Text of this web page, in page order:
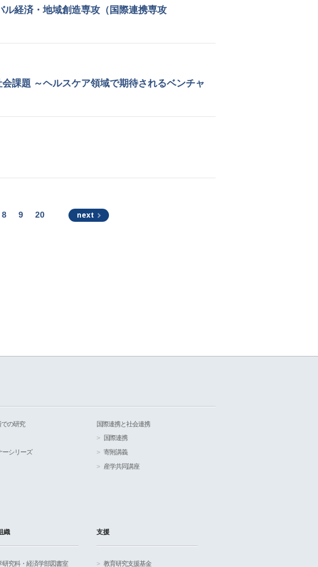
ル経済・地域創造専攻（国際連携専攻
課題 ～ヘルスケア領域で期待されるベンチャ
8 9 20 next
の研究
ーシリーズ
国際連携と社会連携
国際連携
寄附講義
産学共同講座
織
研究科・経済学部図書室
支援
教育研究支援基金